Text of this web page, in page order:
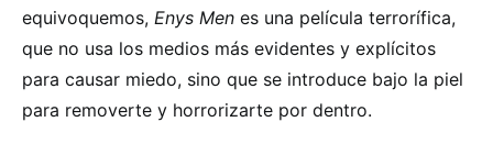
equivoquemos, Enys Men es una película terrorífica,
que no usa los medios más evidentes y explícitos
para causar miedo, sino que se introduce bajo la piel
para removerte y horrorizarte por dentro.